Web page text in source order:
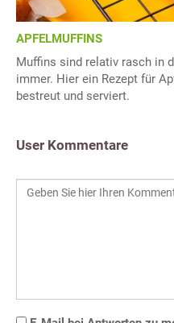
APFELMUFFINS
Muffins sind relativ rasch in
immer. Hier ein Rezept für
bestreut und serviert.
User Kommentare